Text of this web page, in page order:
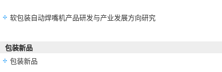
软包装自动焊嘴机产品研发与产业发展方向研究
包装新品
包装新品